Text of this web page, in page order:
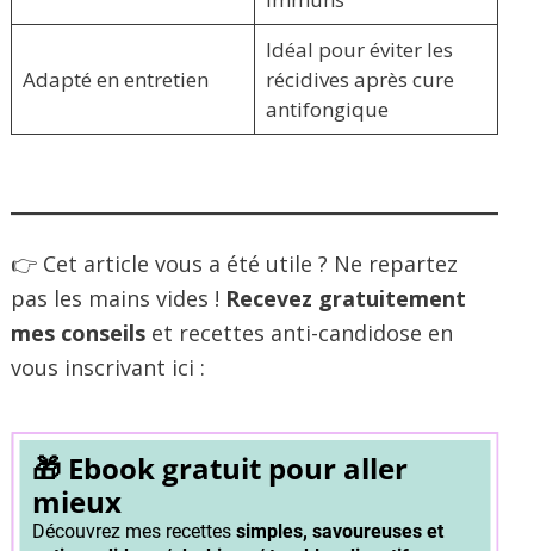
Adapté en entretien
Idéal pour éviter les
récidives après cure
antifongique
👉 Cet article vous a été utile ? Ne repartez
pas les mains vides ! Recevez gratuitement
mes conseils et recettes anti-candidose en
vous inscrivant ici :